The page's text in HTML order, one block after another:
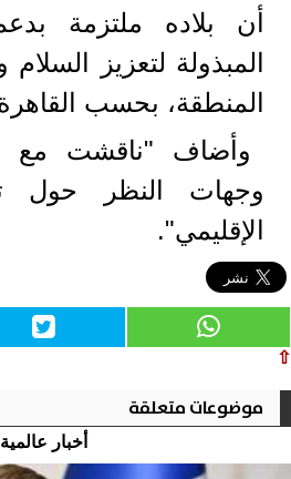
أن بلاده ملتزمة
المبذولة لتعزيز السلام
المنطقة، بحسب القاهرة
وأضاف "ناقشت مع
وجهات النظر حول
الإقليمي".
⇧
موضوعات متعلقة
أخبار عالمية